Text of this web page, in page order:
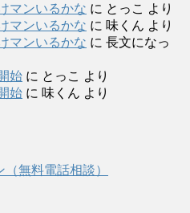
マンいるかな に とっこ より
マンいるかな に 味くん より
マンいるかな に 長文になっ
始 に とっこ より
始 に 味くん より
無料電話相談）